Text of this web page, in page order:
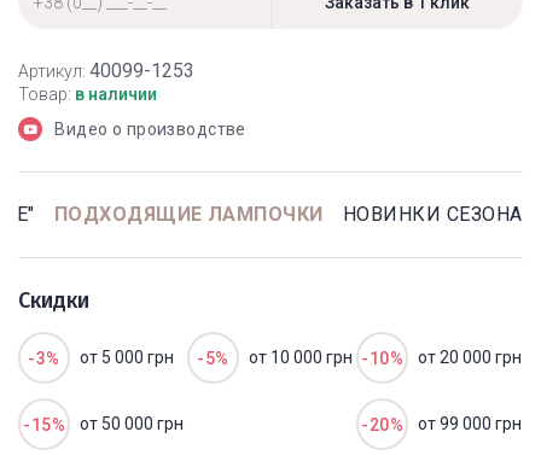
Артикул: 40099-1253
Товар: в наличии
Видео о производстве
ПОДХОДЯЩИЕ ЛАМПОЧКИ НОВИНКИ СЕЗОНА
Скидки
-3% от 5 000 грн -5% от 10 000 грн -10% от 20 000 грн
-15% от 50 000 грн -20% от 99 000 грн